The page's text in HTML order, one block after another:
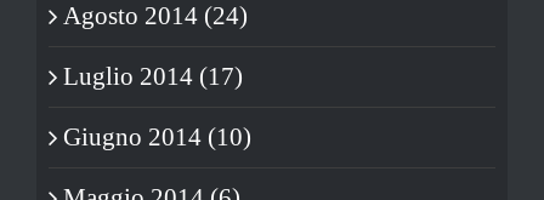
Agosto 2014 (24)
Luglio 2014 (17)
Giugno 2014 (10)